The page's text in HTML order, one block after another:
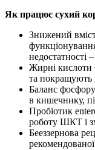
Як працює сухий
Знижений
недостатності
Жирні кислоти
та покращують
Баланс
в кишечнику,
Пробіотик
роботу ШКТ і
Бееззернова